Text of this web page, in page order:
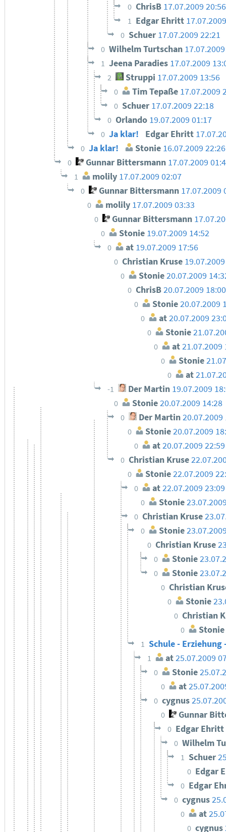
0 ChrisB 17.07.2009 20:56
1 Edgar Ehritt
0 Schuer 17.07.2009 22:21
0 Wilhelm Turtschan
1 Jeena Paradies 17.07.2009
2 Struppi 17.07.2009 13:56
0 Tim Tepaße 17.07.2009
0 Schuer 17.07.2009 22:18
0 Orlando 19.07.2009 01:17
0 Ja klar! Edgar Ehritt
0 Ja klar! Stonie 16.07.2009 22:26
0 Gunnar Bittersmann 17.07.2009
1 molily 17.07.2009 02:07
0 Gunnar Bittersmann 17.07.2009
0 molily 17.07.2009 03:33
0 Gunnar Bittersmann
0 Stonie 19.07.2009 14:52
0 at 19.07.2009 17:56
0 Christian Kruse
0 Stonie20.07.2009
0 ChrisB20.07.2009 18:00
0 Stonie 20.07.2009
0 at20.07.2009
0 Stonie
0 at21.07.2009
0 Stonie
0 at
-1 Der Martin 19.07.2009
0 Stonie20.07.2009 14:28
0 Der Martin20.07.2009
0 Stonie20.07.2009
0 at 20.07.2009 22:59
0 Christian Kruse
0 Stonie22.07.2009
0 at 22.07.2009 23:09
0 Stonie
0 Christian Kruse
0 Stonie
0 Christian Kruse
0 Stonie
0 Stonie
0 Christian
0 Stonie
0 Christian
0 Stonie
1 Schule -
1 at25.07.2009
0 Stonie
0 at
0 cygnus
0 Gunnar
0 Edgar Ehritt
0 Wilhelm
1 Schuer
0 Edgar
0 Edgar
0 cygnus
0 at
0 cygnus